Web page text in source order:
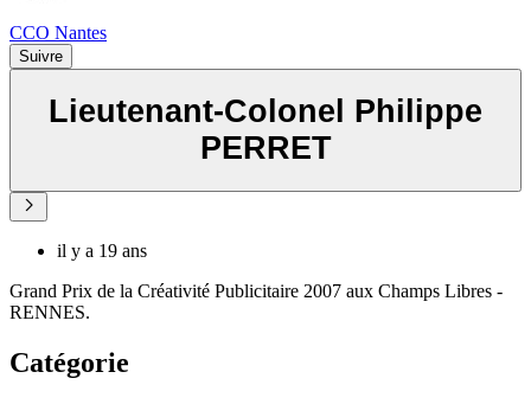
CCO Nantes
Suivre
Lieutenant-Colonel Philippe
PERRET
il y a 19 ans
Grand Prix de la Créativité Publicitaire 2007 aux Champs Libres -
RENNES.
Catégorie